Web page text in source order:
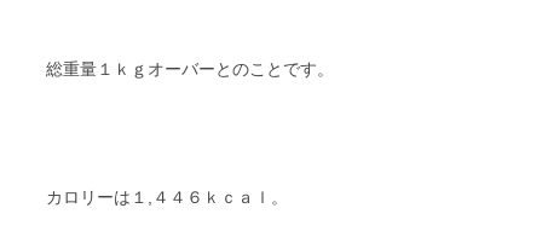
総重量１ｋｇオーバーとのことです。
カロリーは１,４４６ｋｃａｌ。